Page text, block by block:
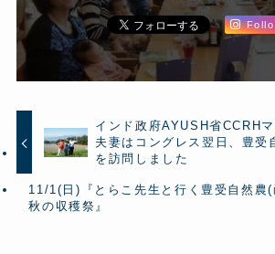
インド政府AYUSH省CCRH
夫妻はコングレス翌日、豊受
を訪問しました
11/1(日)『とらこ先生と行く豊受自然農(
秋の収穫祭』